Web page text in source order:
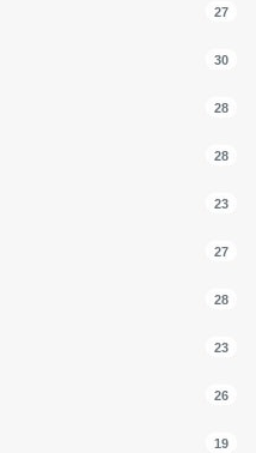
27
30
28
28
23
27
28
23
26
19